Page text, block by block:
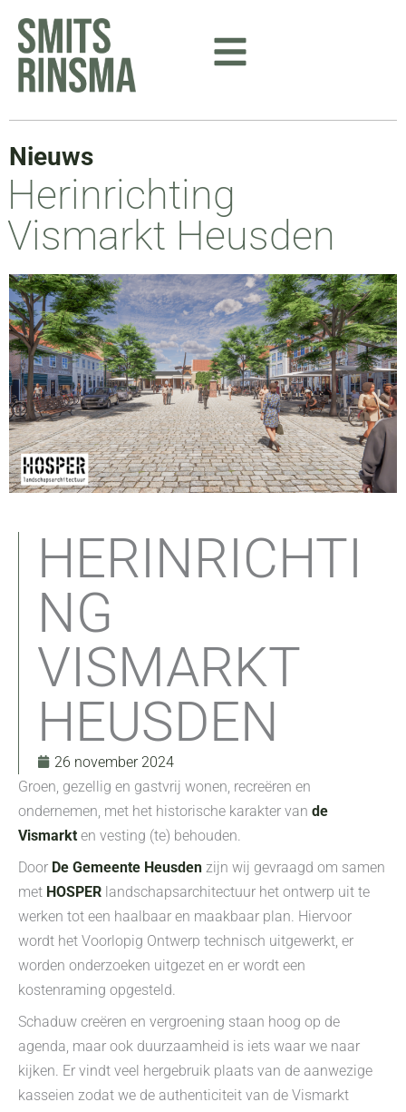
naar
inhoud
Nieuws
Herinrichting
Vismarkt Heusden
HERINRICHTI
NG
VISMARKT
HEUSDEN
26 november 2024
Groen, gezellig en gastvrij wonen, recreëren en
ondernemen, met het historische karakter van de
Vismarkt en vesting (te) behouden.
Door De Gemeente Heusden zijn wij gevraagd om samen
met HOSPER landschapsarchitectuur het ontwerp uit te
werken tot een haalbaar en maakbaar plan. Hiervoor
wordt het Voorlopig Ontwerp technisch uitgewerkt, er
worden onderzoeken uitgezet en er wordt een
kostenraming opgesteld.
Schaduw creëren en vergroening staan hoog op de
agenda, maar ook duurzaamheid is iets waar we naar
kijken. Er vindt veel hergebruik plaats van de aanwezige
kasseien zodat we de authenticiteit van de Vismarkt